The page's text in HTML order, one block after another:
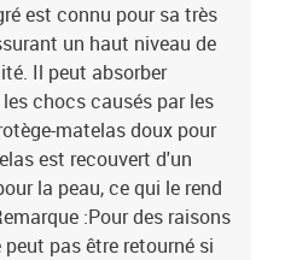
est connu pour sa très
un haut niveau de
Il peut absorber
chocs causés par les
matelas doux pour
est recouvert d'un
la peau, ce qui le rend
:Pour des raisons
pas être retourné si